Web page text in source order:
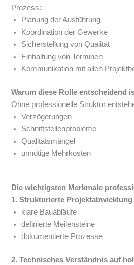
Prozess:
Planung der Ausführung
Koordination der Gewerke
Sicherstellung von Qualität
Einhaltung von Terminen
Kommunikation mit allen
Warum diese Rolle entscheidend
Ohne professionelle Struktur
Verzögerungen
Schnittstellenprobleme
Qualitätsmängel
unnötige Mehrkosten
Die wichtigsten Merkmale
1. Strukturierte Projektabwicklung
klare Bauabläufe
definierte Meilensteine
dokumentierte Prozesse
2. Technisches Verständnis auf